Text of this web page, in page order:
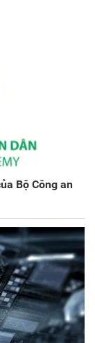
Bộ Công an